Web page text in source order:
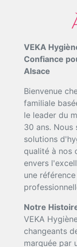
VEKA
Confiance
Alsace
Bienvenue
familiale
le leader du
30 ans. Nous
solutions
qualité à nos
envers
une
Notre
VEKA
changeants
marquée par